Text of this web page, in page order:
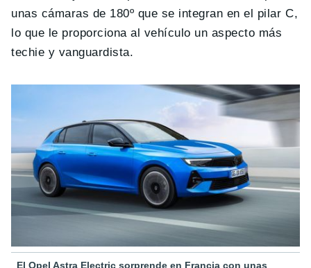
unas cámaras de 180º que se integran en el pilar C,
lo que le proporciona al vehículo un aspecto más
techie y vanguardista.
El Opel Astra Electric sorprende en Francia con unas